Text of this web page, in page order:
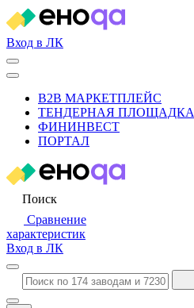
Вход в ЛК
B2B МАРКЕТПЛЕЙС
ТЕНДЕРНАЯ ПЛОЩАДКА
ФИНИНВЕСТ
ПОРТАЛ
Поиск
Сравнение
характеристик
Вход в ЛК